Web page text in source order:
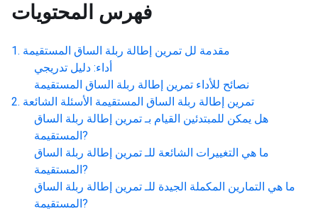
فهرس المحتويات
مقدمة لل تمرين إطالة ربلة الساق المستقيمة
أداء: دليل تدريجي
نصائح للأداء تمرين إطالة ربلة الساق المستقيمة
تمرين إطالة ربلة الساق المستقيمة الأسئلة الشائعة
هل يمكن للمبتدئين القيام بـ تمرين إطالة ربلة الساق
المستقيمة?
ما هي التغييرات الشائعة للـ تمرين إطالة ربلة الساق
المستقيمة?
ما هي التمارين المكملة الجيدة للـ تمرين إطالة ربلة الساق
المستقيمة?